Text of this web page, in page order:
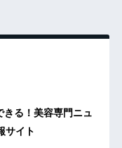
きる！美容専門ニュ
サイト